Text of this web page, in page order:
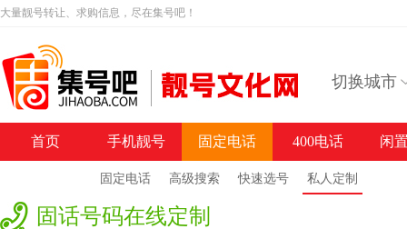
大量靓号转让、求购信息，尽在集号吧！
切换城市
首页 手机靓号 固定电话
固定电话 高级搜索 快速选号 私人定制
400电话 闲
固话号码在线定制